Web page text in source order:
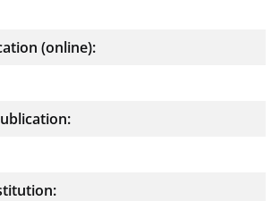
(online):